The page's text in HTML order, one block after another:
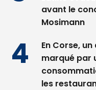
avant le
Mosimann
En Corse,
marqué par
les